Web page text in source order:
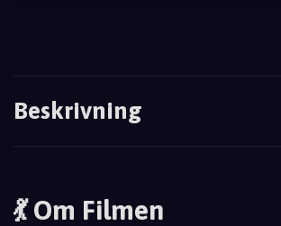
Beskrivning
💃 Om Filmen